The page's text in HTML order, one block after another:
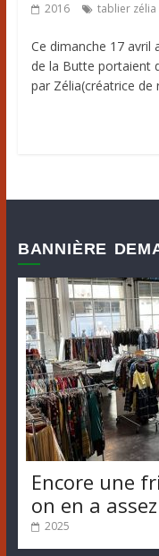
2016 tablier
Ce dimanche 17 avril
de la Butte portaient
par Zélia(créatrice de
BANNIÈRE
Encore une
on en a
2025